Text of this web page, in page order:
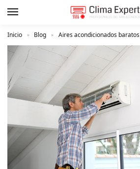
Inicio » Blog » Aires acondicionados baratos